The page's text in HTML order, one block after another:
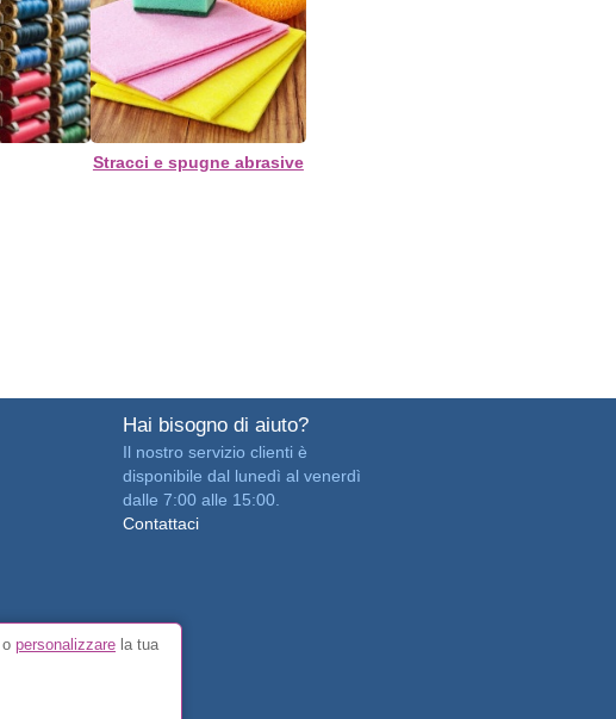
Stracci e spugne abrasive
Hai bisogno di aiuto?
Il nostro servizio clienti è
disponibile dal lunedì al venerdì
dalle 7:00 alle 15:00.
Contattaci
personalizzare la tua